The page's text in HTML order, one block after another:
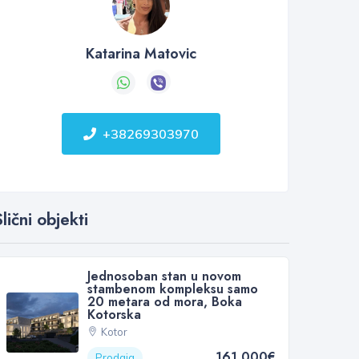
Katarina Matovic
+38269303970
objekti
Jednosoban stan u novom
stambenom kompleksu samo
20 metara od mora, Boka
Kotorska
Kotor